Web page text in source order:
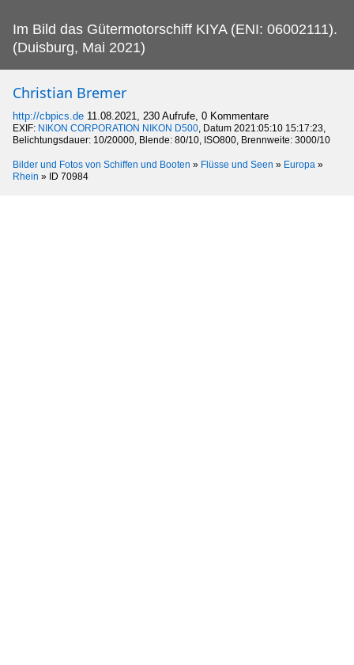
Im Bild das Gütermotorschiff KIYA (ENI: 06002111).
(Duisburg, Mai 2021)
Christian Bremer
http://cbpics.de 11.08.2021, 230 Aufrufe, 0 Kommentare
EXIF: NIKON CORPORATION NIKON D500, Datum 2021:05:10 15:17:23,
Belichtungsdauer: 10/20000, Blende: 80/10, ISO800, Brennweite: 3000/10
Bilder und Fotos von Schiffen und Booten » Flüsse und Seen » Europa »
Rhein » ID 70984